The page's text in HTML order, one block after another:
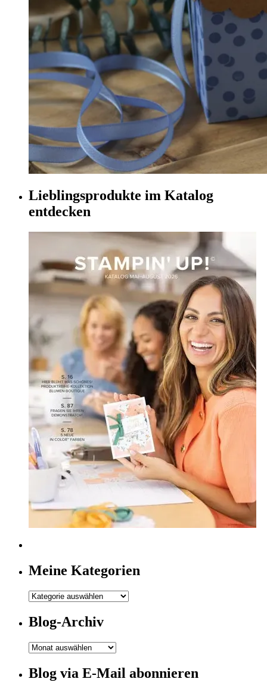
Lieblingsprodukte im Katalog
entdecken
Meine Kategorien
Meine
Blog-Archiv
Blog-
Blog via E-Mail abonnieren